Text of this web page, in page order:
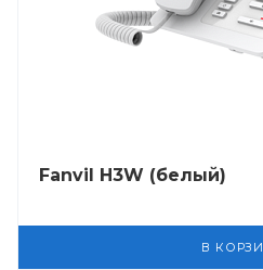
Fanvil H3W (белый)
В